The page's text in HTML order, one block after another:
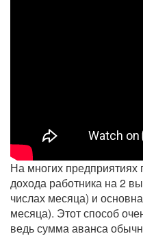
На многих
дохода работника на 2
числах месяца) и
месяца). Этот способ
ведь сумма аванса